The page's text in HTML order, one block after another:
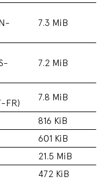
7.3 MiB
7.2 MiB
FR)
7.8 MiB
816 KiB
601 KiB
21.5 MiB
472 KiB